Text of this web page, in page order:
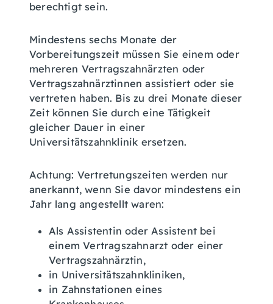
berechtigt sein.
Mindestens sechs Monate der
Vorbereitungszeit müssen Sie einem oder
mehreren Vertragszahnärzten oder
Vertragszahnärztinnen assistiert oder sie
vertreten haben. Bis zu drei Monate dieser
Zeit können Sie durch eine Tätigkeit
gleicher Dauer in einer
Universitätszahnklinik ersetzen.
Achtung: Vertretungszeiten werden nur
anerkannt, wenn Sie davor mindestens ein
Jahr lang angestellt waren:
Als Assistentin oder Assistent bei
einem Vertragszahnarzt oder einer
Vertragszahnärztin,
in Universitätszahnkliniken,
in Zahnstationen eines